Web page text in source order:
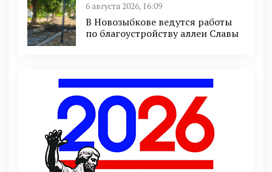
6 августа 2026, 16:09
В Новозыбкове ведутся работы
по благоустройству аллеи Славы